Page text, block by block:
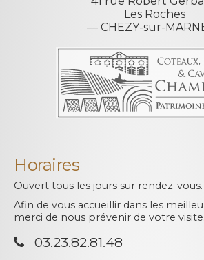
Les Roches
— CHEZY-sur-
Horaires
Ouvert tous les jours sur rendez-vous.
Afin de vous accueillir dans les
merci de nous prévenir de votre visite.
03.23.82.81.48